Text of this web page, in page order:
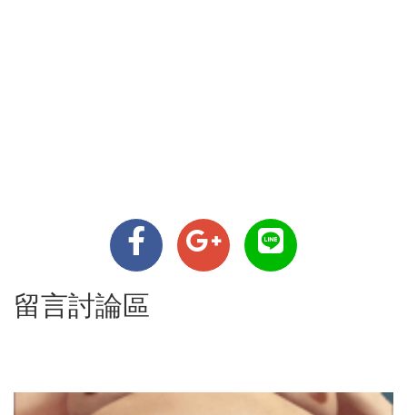
留言討論區